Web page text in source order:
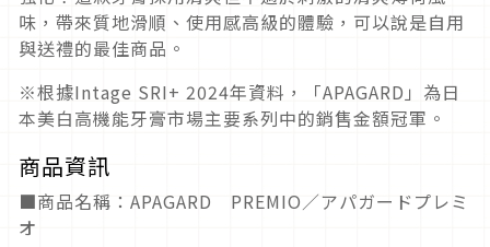
味，帶來質地滑順、使用感高級的體驗，可以說是自用
與送禮的最佳商品。
※根據Intage SRI+ 2024年資料，「APAGARD」為日
本美白高機能牙膏市場主要系列中的銷售金額冠軍。
商品資訊
■商品名稱：APAGARD PREMIO／アパガードプレミ
オ